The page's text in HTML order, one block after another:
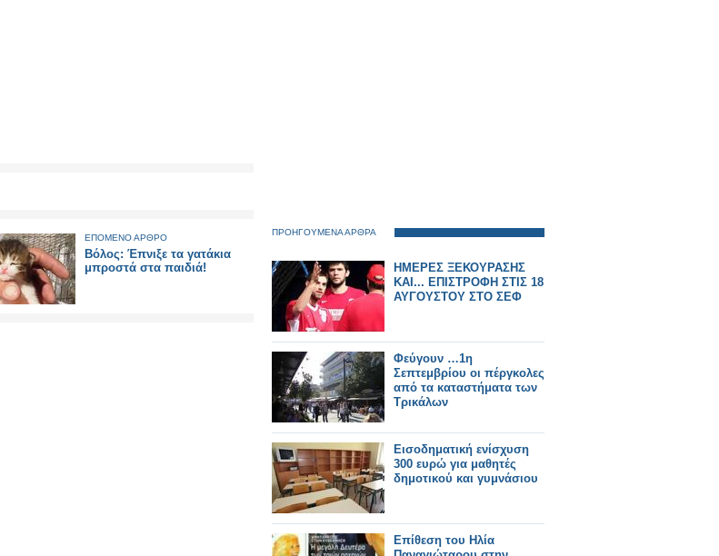
ΕΠΟΜΕΝΟ ΑΡΘΡΟ
Βόλος: Έπνιξε τα γατάκια
μπροστά στα παιδιά!
ΠΡΟΗΓΟΥΜΕΝΑ ΑΡΘΡΑ
ΗΜΕΡΕΣ ΞΕΚΟΥΡΑΣΗΣ
ΚΑΙ... ΕΠΙΣΤΡΟΦΗ ΣΤΙΣ 18
ΑΥΓΟΥΣΤΟΥ ΣΤΟ ΣΕΦ
Φεύγουν …1η
Σεπτεμβρίου οι πέργκολες
από τα καταστήματα των
Τρικάλων
Εισοδηματική ενίσχυση
300 ευρώ για μαθητές
δημοτικού και γυμνάσιου
Επίθεση του Ηλία